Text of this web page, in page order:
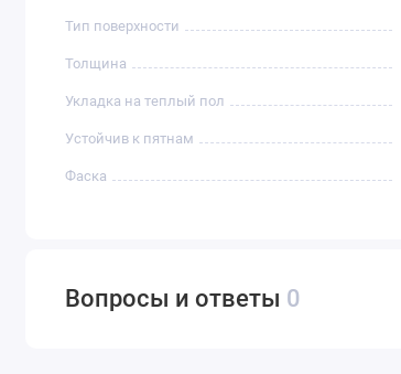
Тип поверхности
Толщина
Укладка на теплый пол
Устойчив к пятнам
Фаска
Вопросы и ответы 0